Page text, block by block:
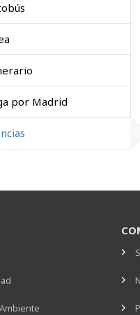
por Madrid